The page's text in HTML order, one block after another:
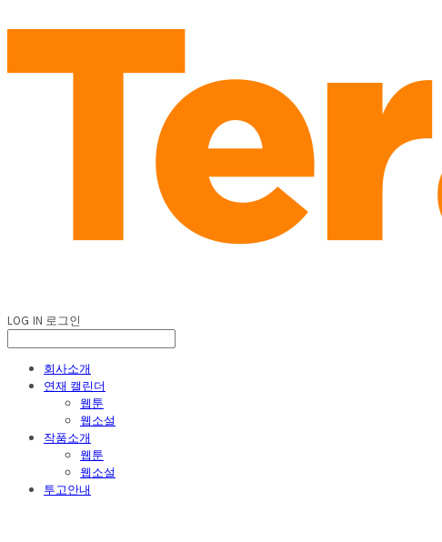
LOG IN 로그인
회사소개
연재 캘린더
웹툰
웹소설
작품소개
웹툰
웹소설
투고안내